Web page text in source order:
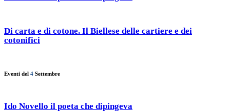
Di carta e di cotone. Il Biellese delle cartiere e dei
cotonifici
Eventi del 4 Settembre
Ido Novello il poeta che dipingeva